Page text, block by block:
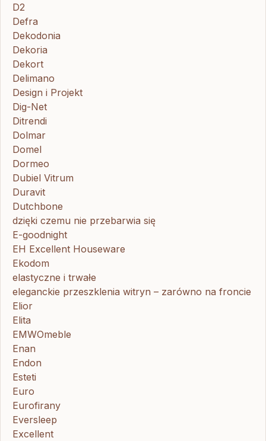
D2
Defra
Dekodonia
Dekoria
Dekort
Delimano
Design i Projekt
Dig-Net
Ditrendi
Dolmar
Domel
Dormeo
Dubiel Vitrum
Duravit
Dutchbone
dzięki czemu nie przebarwia się
E-goodnight
EH Excellent Houseware
Ekodom
elastyczne i trwałe
eleganckie przeszklenia witryn – zarówno na froncie
Elior
Elita
EMWOmeble
Enan
Endon
Esteti
Euro
Eurofirany
Eversleep
Excellent